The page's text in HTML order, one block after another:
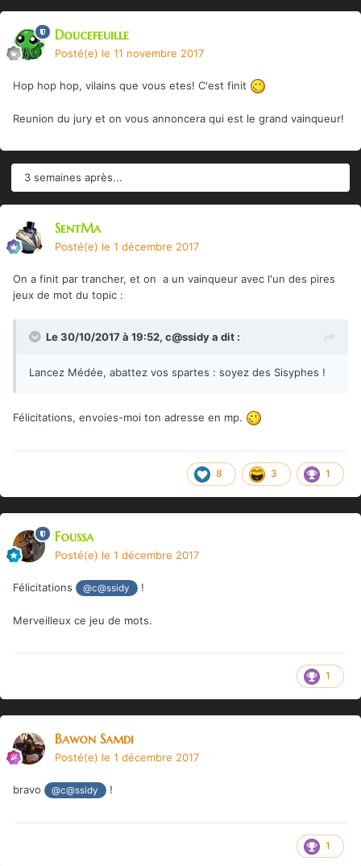
Doucefeuille
Posté(e) le 11 novembre 2017
Hop hop hop, vilains que vous etes! C'est finit
Reunion du jury et on vous annoncera qui est le grand vainqueur!
3 semaines après...
SentMa
Posté(e) le 1 décembre 2017
On a finit par trancher, et on a un vainqueur avec l'un des pires
jeux de mot du topic :
Le 30/10/2017 à 19:52, c@ssidya dit :
Lancez Médée, abattez vos spartes : soyez des Sisyphes !
Félicitations, envoies-moi ton adresse en mp.
8 3 1
Foussa
Posté(e) le 1 décembre 2017
Félicitations @c@ssidy !
Merveilleux ce jeu de mots.
1
Bawon Samdi
Posté(e) le 1 décembre 2017
bravo @c@ssidy !
1